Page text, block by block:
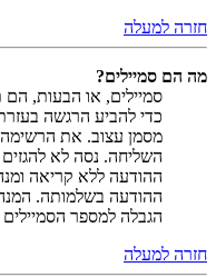
חזרה למעלה
מה הם סמיילים?
סמיילים, או הבעות,
כדי להביע הרגשה
מסמן עצוב. את
השליחה. נסה לא
ההודעה ללא קריאה
ההודעה בשלמותה.
הגבלה למספר
חזרה למעלה